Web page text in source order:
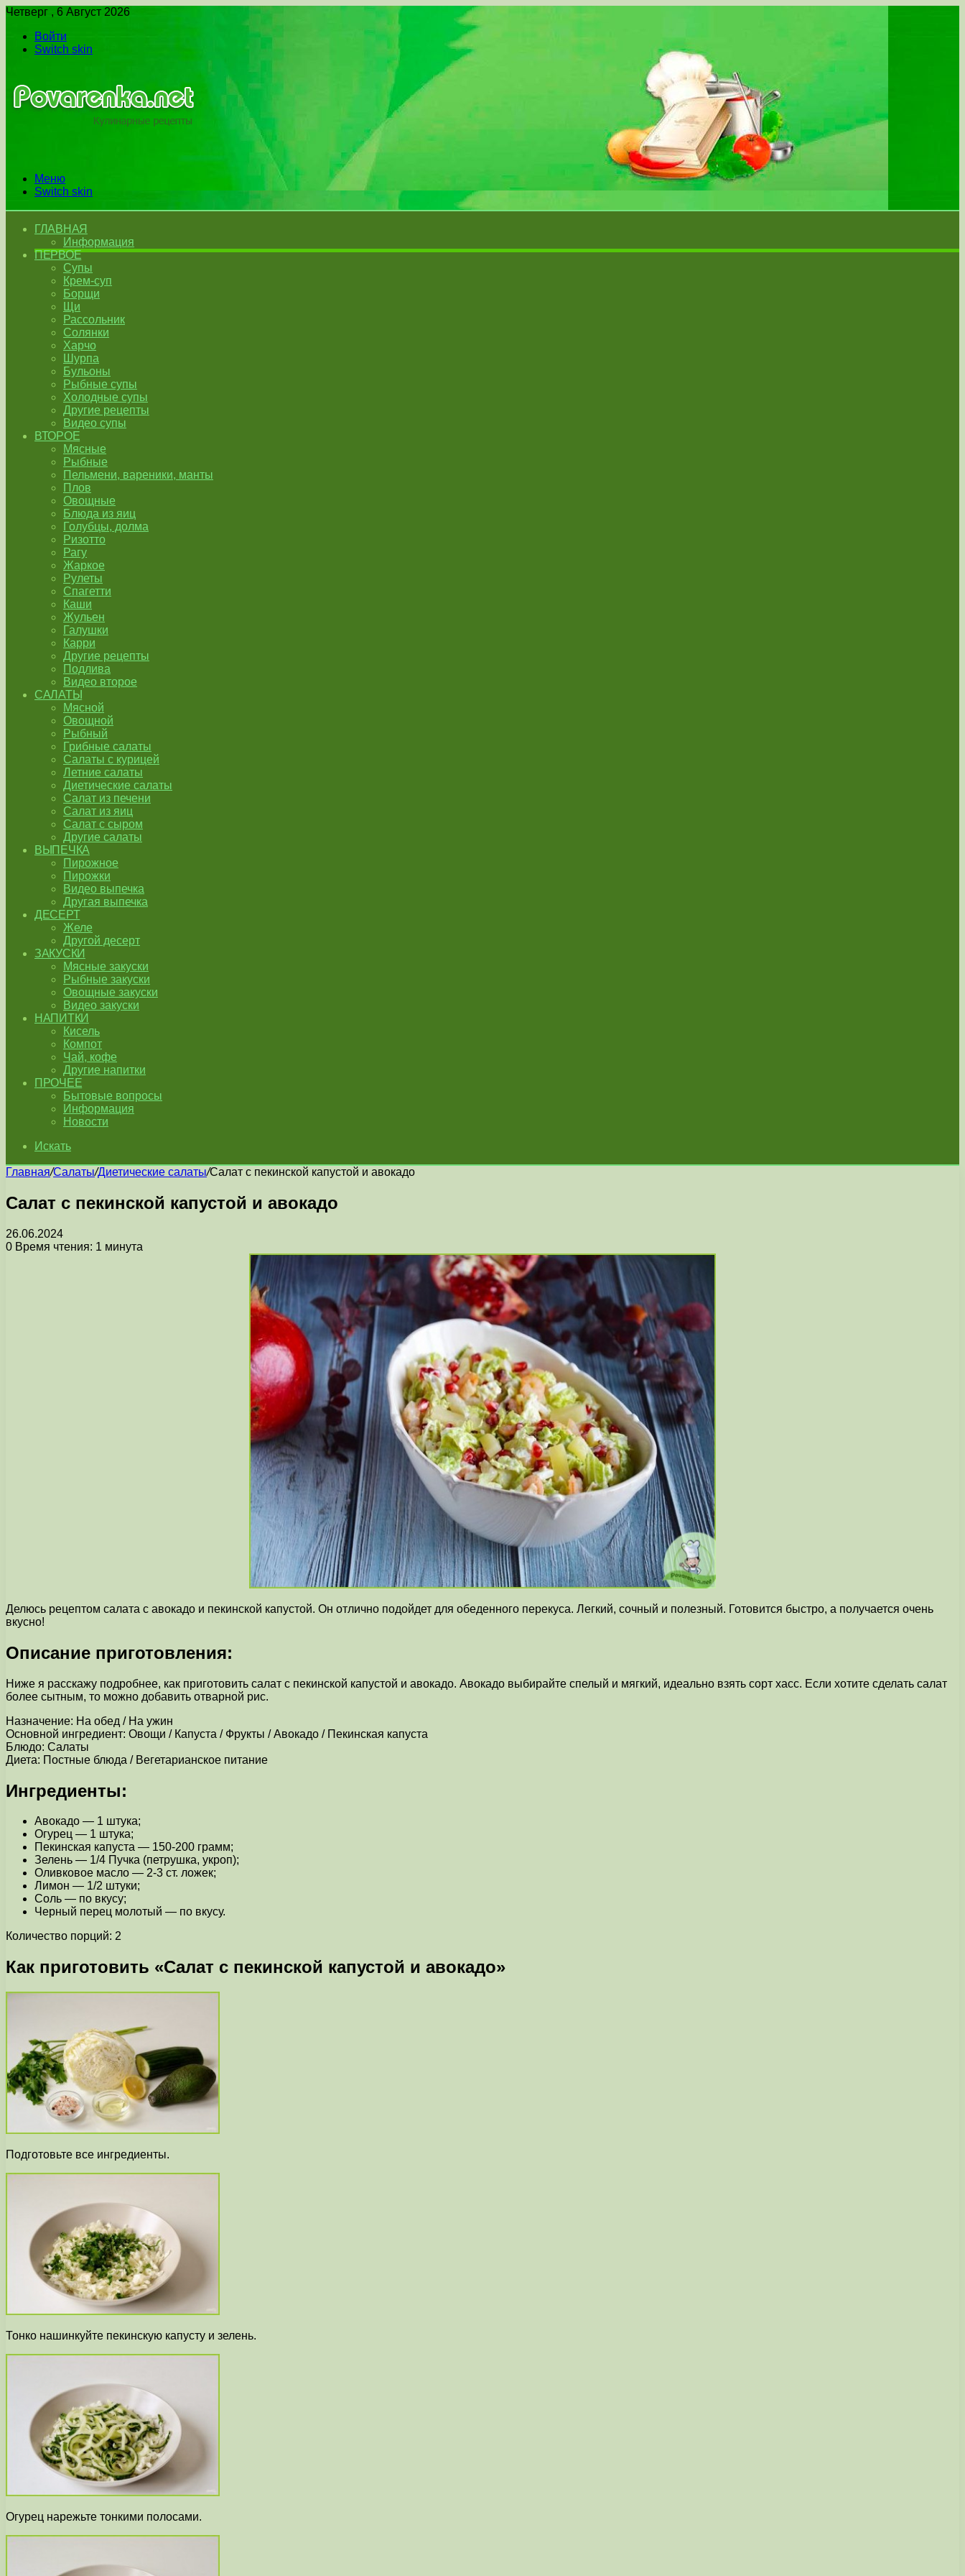
Четверг , 6 Август 2026
Войти
Switch skin
Меню
Switch skin
ГЛАВНАЯ
Информация
ПЕРВОЕ
Супы
Крем-суп
Борщи
Щи
Рассольник
Солянки
Харчо
Шурпа
Бульоны
Рыбные супы
Холодные супы
Другие рецепты
Видео супы
ВТОРОЕ
Мясные
Рыбные
Пельмени, вареники, манты
Плов
Овощные
Блюда из яиц
Голубцы, долма
Ризотто
Рагу
Жаркое
Рулеты
Спагетти
Каши
Жульен
Галушки
Карри
Другие рецепты
Подлива
Видео второе
САЛАТЫ
Мясной
Овощной
Рыбный
Грибные салаты
Салаты с курицей
Летние салаты
Диетические салаты
Салат из печени
Салат из яиц
Салат с сыром
Другие салаты
ВЫПЕЧКА
Пирожное
Пирожки
Видео выпечка
Другая выпечка
ДЕСЕРТ
Желе
Другой десерт
ЗАКУСКИ
Мясные закуски
Рыбные закуски
Овощные закуски
Видео закуски
НАПИТКИ
Кисель
Компот
Чай, кофе
Другие напитки
ПРОЧЕЕ
Бытовые вопросы
Информация
Новости
Искать
Главная/Салаты/Диетические салаты/Салат с пекинской капустой и авокадо
Салат с пекинской капустой и авокадо
26.06.2024
0 Время чтения: 1 минута
Делюсь рецептом салата с авокадо и пекинской капустой. Он отлично подойдет для обеденного перекуса. Легкий, сочный и полезный. Готовится быстро, а получается очень
вкусно!
Описание приготовления:
Ниже я расскажу подробнее, как приготовить салат с пекинской капустой и авокадо. Авокадо выбирайте спелый и мягкий, идеально взять сорт хасс. Если хотите сделать салат
более сытным, то можно добавить отварной рис.
Назначение: На обед / На ужин
Основной ингредиент: Овощи / Капуста / Фрукты / Авокадо / Пекинская капуста
Блюдо: Салаты
Диета: Постные блюда / Вегетарианское питание
Ингредиенты:
Авокадо — 1 штука;
Огурец — 1 штука;
Пекинская капуста — 150-200 грамм;
Зелень — 1/4 Пучка (петрушка, укроп);
Оливковое масло — 2-3 ст. ложек;
Лимон — 1/2 штуки;
Соль — по вкусу;
Черный перец молотый — по вкусу.
Количество порций: 2
Как приготовить «Салат с пекинской капустой и авокадо»
Подготовьте все ингредиенты.
Тонко нашинкуйте пекинскую капусту и зелень.
Огурец нарежьте тонкими полосами.